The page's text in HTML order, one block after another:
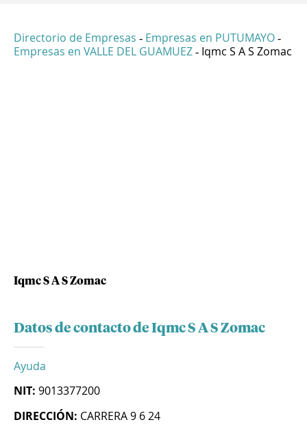
Directorio de Empresas - Empresas en PUTUMAYO -
Empresas en VALLE DEL GUAMUEZ - Iqmc S A S Zomac
Iqmc S A S Zomac
Datos de contacto de Iqmc S A S Zomac
Ayuda
NIT: 9013377200
DIRECCIÓN: CARRERA 9 6 24